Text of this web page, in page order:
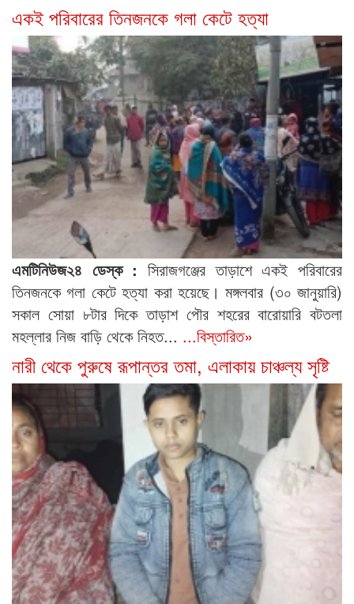
একই পরিবারের তিনজনকে গলা কেটে হত্যা
এমটিনিউজ২৪ ডেস্ক : সিরাজগঞ্জের তাড়াশে একই পরিবারের
তিনজনকে গলা কেটে হত্যা করা হয়েছে। মঙ্গলবার (৩০ জানুয়ারি)
সকাল সোয়া ৮টার দিকে তাড়াশ পৌর শহরের বারোয়ারি বটতলা
মহল্লার নিজ বাড়ি থেকে নিহত... ...বিস্তারিত»
নারী থেকে পুরুষে রূপান্তর তমা, এলাকায় চাঞ্চল্য সৃষ্টি